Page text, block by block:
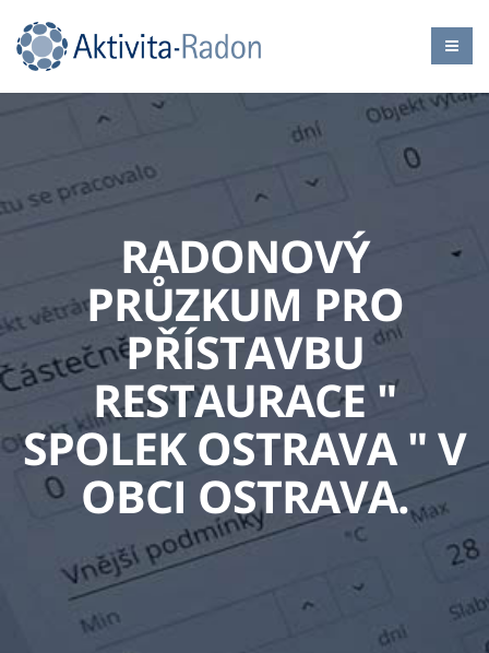
RADONOVÝ
PRŮZKUM PRO
PŘÍSTAVBU
RESTAURACE "
SPOLEK OSTRAVA " V
OBCI OSTRAVA.